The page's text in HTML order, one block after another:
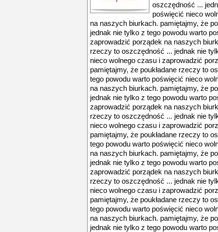
oszczędność ...
poświęcić nieco
na naszych biurkach. pamiętajmy, że
jednak nie tylko z tego powodu warto
zaprowadzić porządek na naszych
rzeczy to oszczędność ... jednak nie
nieco wolnego czasu i zaprowadzić
pamiętajmy, że poukładane rzeczy to
tego powodu warto poświęcić nieco
na naszych biurkach. pamiętajmy, że
jednak nie tylko z tego powodu warto
zaprowadzić porządek na naszych
rzeczy to oszczędność ... jednak nie
nieco wolnego czasu i zaprowadzić
pamiętajmy, że poukładane rzeczy to
tego powodu warto poświęcić nieco
na naszych biurkach. pamiętajmy, że
jednak nie tylko z tego powodu warto
zaprowadzić porządek na naszych
rzeczy to oszczędność ... jednak nie
nieco wolnego czasu i zaprowadzić
pamiętajmy, że poukładane rzeczy to
tego powodu warto poświęcić nieco
na naszych biurkach. pamiętajmy, że
jednak nie tylko z tego powodu warto